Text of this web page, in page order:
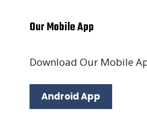
Our Mobile App
Download Our Mobile
Android App